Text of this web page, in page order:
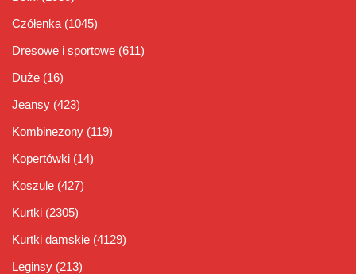
Czółenka (1045)
Dresowe i sportowe (611)
Duże (16)
Jeansy (423)
Kombinezony (119)
Kopertówki (14)
Koszule (427)
Kurtki (2305)
Kurtki damskie (4129)
Leginsy (213)